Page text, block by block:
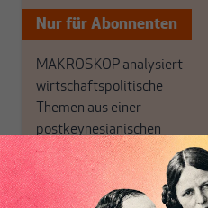
Nur für Abonnenten
MAKROSKOP analysiert
wirtschaftspolitische
Themen aus einer
postkeynesianischen
Perspektive und ist damit
in Deutschland einzigartig.
MAKROSKOP steht für